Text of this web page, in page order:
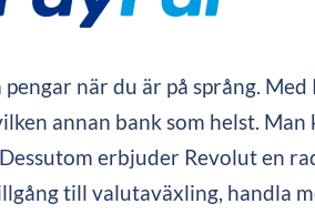
när du är på språng.
annan bank som helst.
erbjuder Revolut en
till valutaväxling, handla